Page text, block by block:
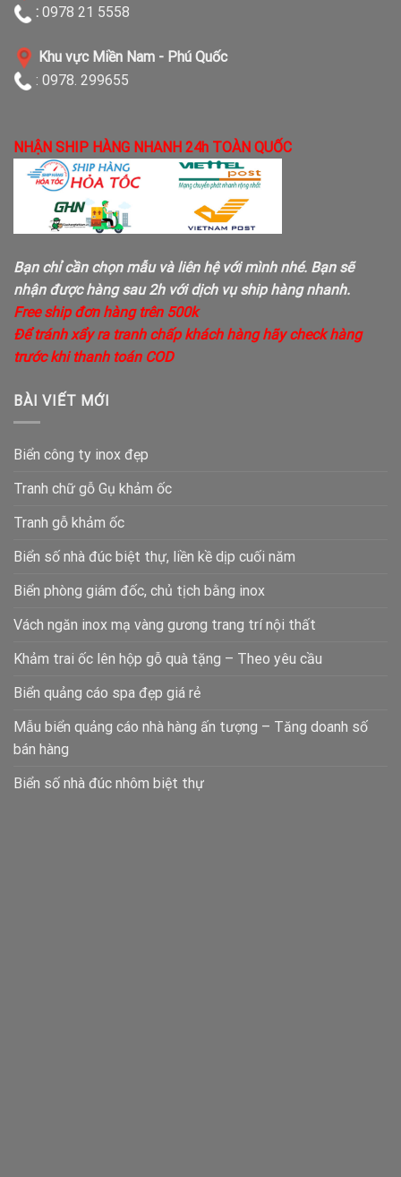
: 0978 21 5558
Khu vực Miền Nam - Phú Quốc
: 0978. 299655
NHẬN SHIP HÀNG NHANH 24h TOÀN QUỐC
Bạn chỉ cần chọn mẫu và liên hệ với mình nhé. Bạn sẽ
nhận được hàng sau 2h với dịch vụ ship hàng nhanh.
Free ship đơn hàng trên 500k
Để tránh xẩy ra tranh chấp khách hàng hãy check hàng
trước khi thanh toán COD
BÀI VIẾT MỚI
Biển công ty inox đẹp
Tranh chữ gỗ Gụ khảm ốc
Tranh gỗ khảm ốc
Biển số nhà đúc biệt thự, liền kề dịp cuối năm
Biển phòng giám đốc, chủ tịch bằng inox
Vách ngăn inox mạ vàng gương trang trí nội thất
Khảm trai ốc lên hộp gỗ quà tặng – Theo yêu cầu
Biển quảng cáo spa đẹp giá rẻ
Mẫu biển quảng cáo nhà hàng ấn tượng – Tăng doanh số
bán hàng
Biển số nhà đúc nhôm biệt thự